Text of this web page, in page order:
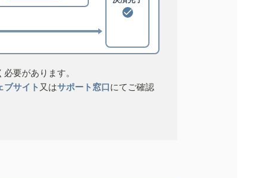
要があります。
ブサイト 又はサポート窓口にてご確認